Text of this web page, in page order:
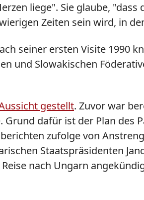
liege". Sie glaube, "dass
Zeiten sein wird, in
seiner ersten Visite 1990
und Slowakischen
gestellt. Zuvor war
Grund dafür ist der Plan des
zufolge von
Staatspräsidenten
nach Ungarn